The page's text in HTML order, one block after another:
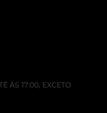
ÀS 17:00, EXCETO